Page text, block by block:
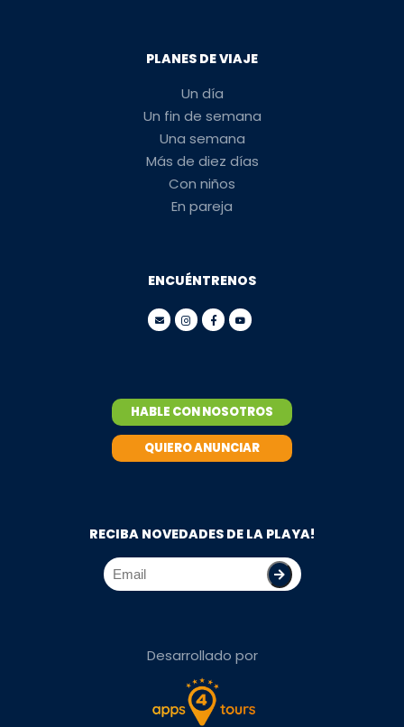
PLANES DE VIAJE
Un día
Un fin de semana
Una semana
Más de diez días
Con niños
En pareja
ENCUÉNTRENOS
HABLE CON NOSOTROS
QUIERO ANUNCIAR
RECIBA NOVEDADES DE LA PLAYA!
Desarrollado por